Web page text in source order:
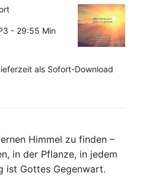
- 29:55 Min
als Sofort-Download
Himmel zu finden –
in der Pflanze, in jedem
ist Gottes Gegenwart.